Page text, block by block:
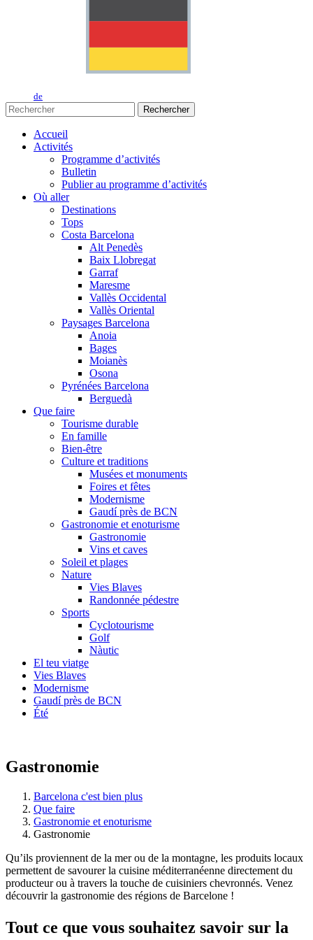
de
Rechercher
Accueil
Activités
Programme d’activités
Bulletin
Publier au programme d’activités
Où aller
Destinations
Tops
Costa Barcelona
Alt Penedès
Baix Llobregat
Garraf
Maresme
Vallès Occidental
Vallès Oriental
Paysages Barcelona
Anoia
Bages
Moianès
Osona
Pyrénées Barcelona
Berguedà
Que faire
Tourisme durable
En famille
Bien-être
Culture et traditions
Musées et monuments
Foires et fêtes
Modernisme
Gaudí près de BCN
Gastronomie et enoturisme
Gastronomie
Vins et caves
Soleil et plages
Nature
Vies Blaves
Randonnée pédestre
Sports
Cyclotourisme
Golf
Nàutic
El teu viatge
Vies Blaves
Modernisme
Gaudí près de BCN
Été
Gastronomie
Barcelona c'est bien plus
Que faire
Gastronomie et enoturisme
Gastronomie
Qu’ils proviennent de la mer ou de la montagne, les produits locaux
permettent de savourer la cuisine méditerranéenne directement du
producteur ou à travers la touche de cuisiniers chevronnés. Venez
découvrir la gastronomie des régions de Barcelone !
Tout ce que vous souhaitez savoir sur la